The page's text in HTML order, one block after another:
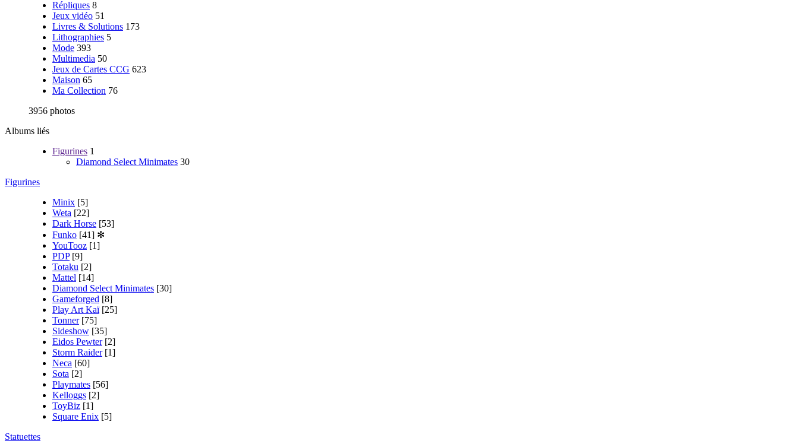
Répliques 8
Jeux vidéo 51
Livres & Solutions 173
Lithographies 5
Mode 393
Multimedia 50
Jeux de Cartes CCG 623
Maison 65
Ma Collection 76
3956 photos
Albums liés
Figurines 1
Diamond Select Minimates 30
Figurines
Minix [5]
Weta [22]
Dark Horse [53]
Funko [41] ✻
YouTooz [1]
PDP [9]
Totaku [2]
Mattel [14]
Diamond Select Minimates [30]
Gameforged [8]
Play Art Kaï [25]
Tonner [75]
Sideshow [35]
Eidos Pewter [2]
Storm Raider [1]
Neca [60]
Sota [2]
Playmates [56]
Kelloggs [2]
ToyBiz [1]
Square Enix [5]
Statuettes